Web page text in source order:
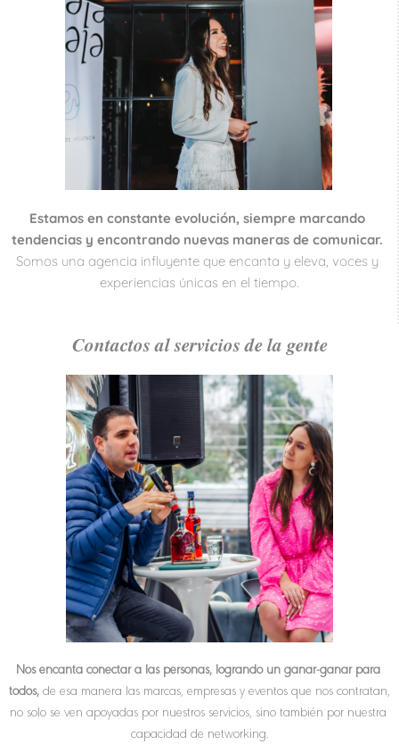
Estamos en constante evolución, siempre marcando
tendencias y encontrando nuevas maneras de comunicar.
Somos una agencia influyente que encanta y eleva, voces y
experiencias únicas en el tiempo.
Contactos al servicios de la gente
Nos encanta conectar a las personas, logrando un ganar-ganar para
todos, de esa manera las marcas, empresas y eventos que nos contratan,
no solo se ven apoyadas por nuestros servicios, sino también por nuestra
capacidad de networking.